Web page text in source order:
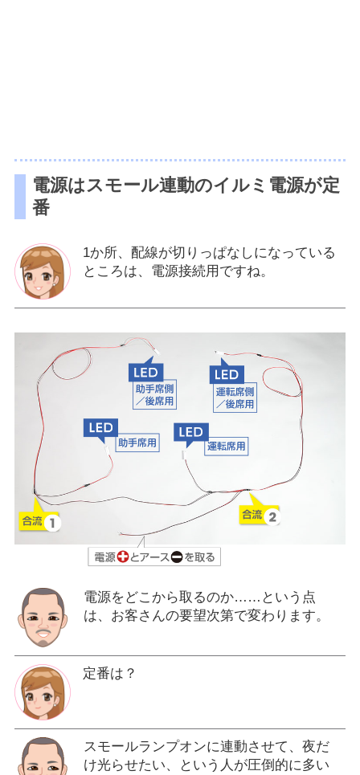
電源はスモール連動のイルミ電源が定
番
1か所、配線が切りっぱなしになっている
ところは、電源接続用ですね。
電源をどこから取るのか……という点
は、お客さんの要望次第で変わります。
定番は？
スモールランプオンに連動させて、夜だ
け光らせたい、という人が圧倒的に多い